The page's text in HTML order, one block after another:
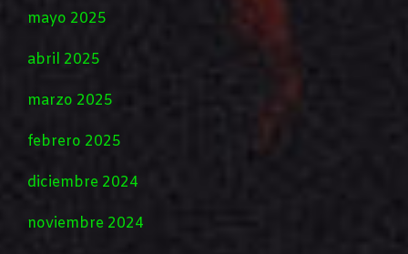
mayo 2025
abril 2025
marzo 2025
febrero 2025
diciembre 2024
noviembre 2024